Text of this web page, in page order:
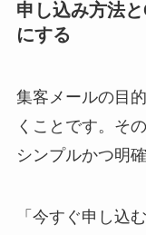
申し込み方法
にする
集客メールの目
くことです。そ
シンプルかつ明
「今すぐ申し込